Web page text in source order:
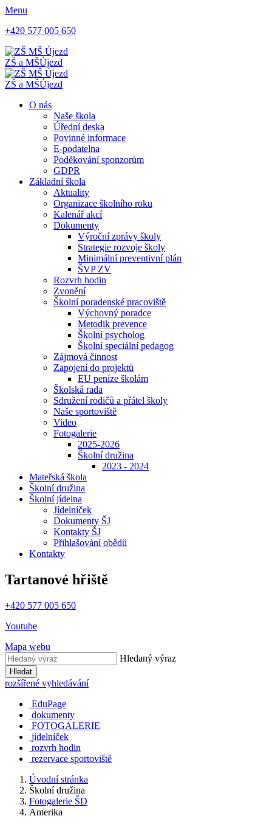
Menu
+420 577 005 650
ZŠ a MŠÚjezd
ZŠ a MŠÚjezd
O nás
Naše škola
Úřední deska
Povinné informace
E-podatelna
Poděkování sponzorům
GDPR
Základní škola
Aktuality
Organizace školního roku
Kalenář akcí
Dokumenty
Výroční zprávy školy
Strategie rozvoje školy
Minimální preventivní plán
ŠVP ZV
Rozvrh hodin
Zvonění
Školní poradenské pracoviště
Výchovný poradce
Metodik prevence
Školní psycholog
Školní speciální pedagog
Zájmová činnost
Zapojení do projektů
EU peníze školám
Školská rada
Sdružení rodičů a přátel školy
Naše sportoviště
Video
Fotogalerie
2025-2026
Školní družina
2023 - 2024
Mateřská škola
Školní družina
Školní jídelna
Jídelníček
Dokumenty ŠJ
Kontakty ŠJ
Přihlašování obědů
Kontakty
Tartanové hřiště
+420 577 005 650
Youtube
Mapa webu
Hledaný výraz
Hledat
rozšířené vyhledávání
EduPage
dokumenty
FOTOGALERIE
jídelníček
rozvrh hodin
rezervace sportoviště
Úvodní stránka
Školní družina
Fotogalerie ŠD
Amerika